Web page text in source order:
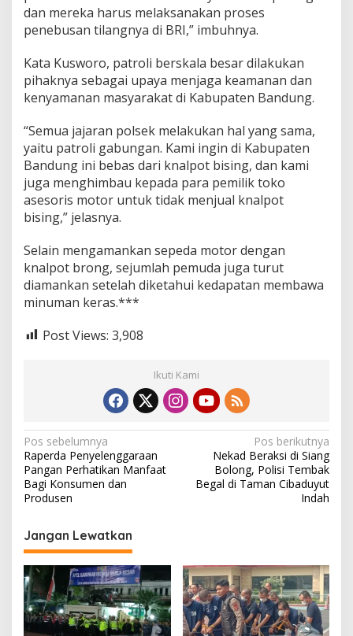
p
o
t
i
s
i
d
a
n
P
e
m
a
P
e
m
i
a
dan mereka harus melaksanakan proses
penebusan tilangnya di BRI,” imbuhnya.
Kata Kusworo, patroli berskala besar dilakukan
pihaknya sebagai upaya menjaga keamanan dan
kenyamanan masyarakat di Kabupaten Bandung.
“Semua jajaran polsek melakukan hal yang sama,
yaitu patroli gabungan. Kami ingin di Kabupaten
Bandung ini bebas dari knalpot bising, dan kami
juga menghimbau kepada para pemilik toko
asesoris motor untuk tidak menjual knalpot
bising,” jelasnya.
Selain mengamankan sepeda motor dengan
knalpot brong, sejumlah pemuda juga turut
diamankan setelah diketahui kedapatan membawa
minuman keras.***
Post Views: 3,908
Ikuti Kami
N
a
v
g
a
s
i
p
Pos sebelumnya
Raperda Penyelenggaraan
Pangan Perhatikan Manfaat
Bagi Konsumen dan
Produsen
Pos berikutnya
Nekad Beraksi di Siang
Bolong, Polisi Tembak
Begal di Taman Cibaduyut
Indah
Jangan Lewatkan